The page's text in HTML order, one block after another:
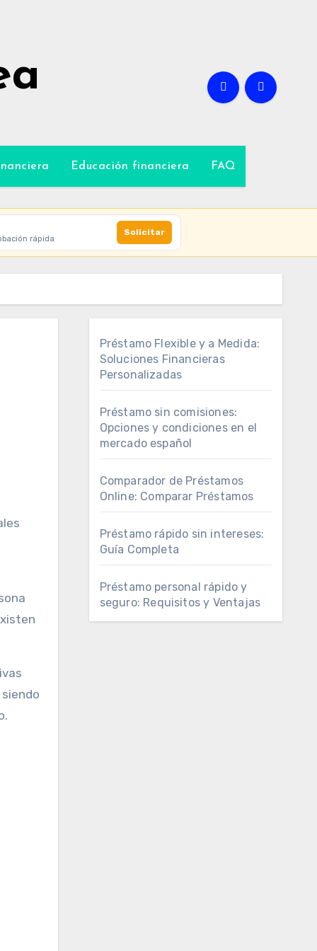
Educación financiera FAQ
rápida
Solicitar
Préstamo Flexible y a Medida:
Soluciones Financieras
Personalizadas
Préstamo sin comisiones:
Opciones y condiciones en el
mercado español
Comparador de Préstamos
Online: Comparar Préstamos
Préstamo rápido sin intereses:
Guía Completa
Préstamo personal rápido y
seguro: Requisitos y Ventajas